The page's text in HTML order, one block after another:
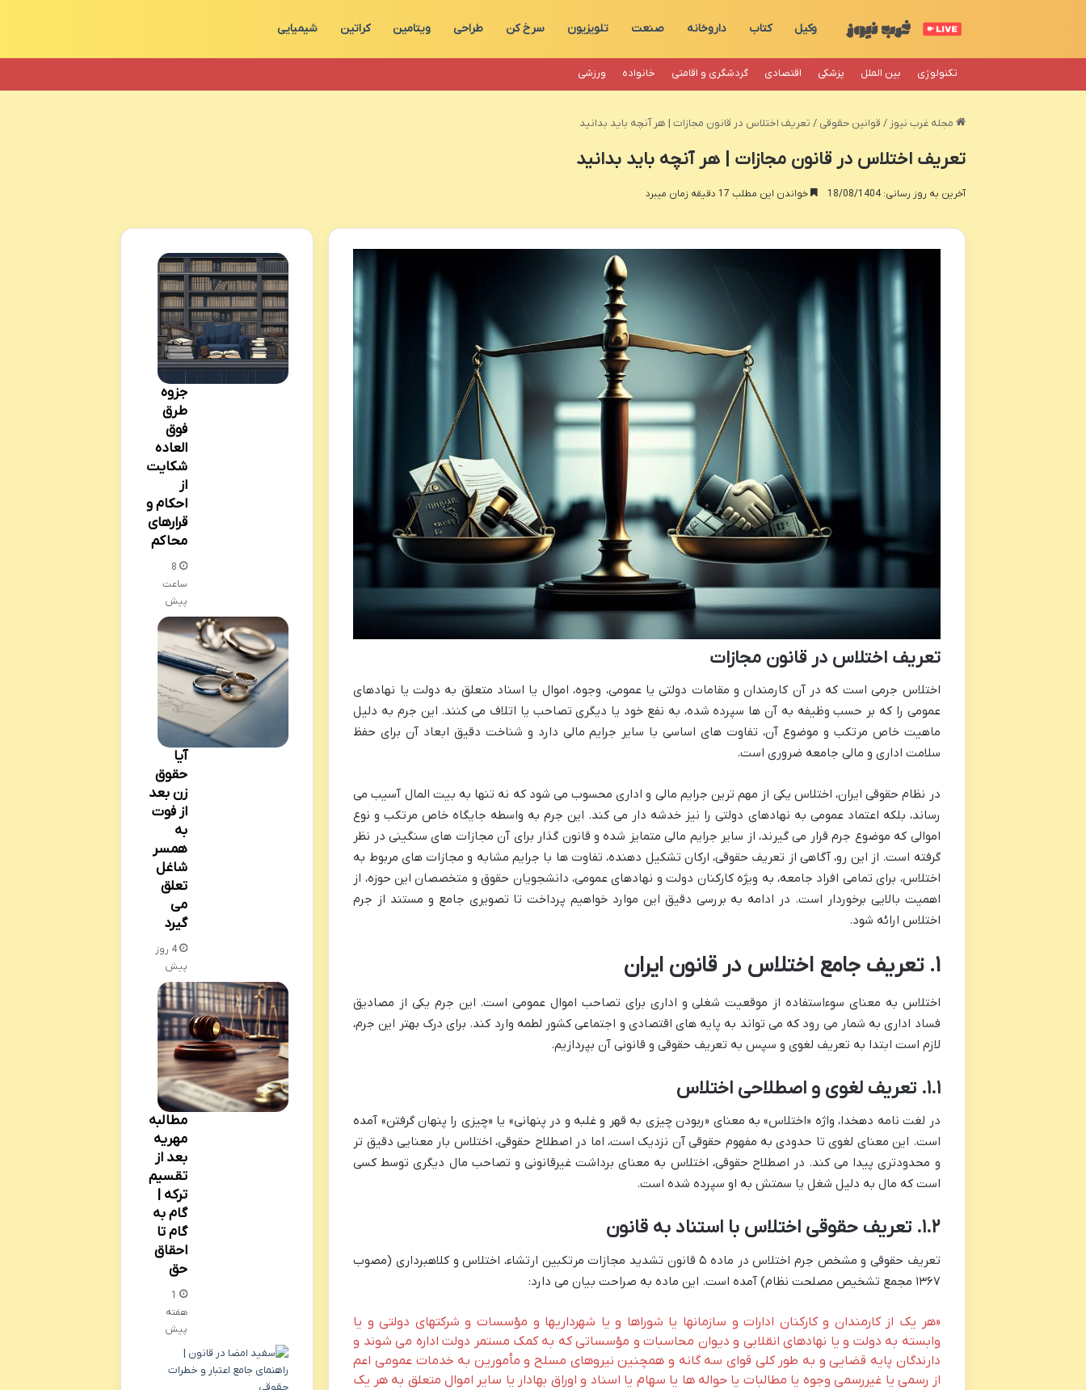
وکیل کتاب داروخانه صنعت تلویزیون سرخ کن طراحی ویتامین کراتین شیمیایی
تکنولوژی بین الملل پزشکی اقتصادی گردشگری و اقامتی خانواده ورزشی
مجله غرب نیوز / قوانین حقوقی / تعریف اختلاس در قانون مجازات | هر آنچه باید بدانید
تعریف اختلاس در قانون مجازات | هر آنچه باید بدانید
آخرین به روز رسانی: 18/08/1404 خواندن این مطلب 17 دقیقه زمان میبرد
تعریف اختلاس در قانون مجازات
اختلاس جرمی است که در آن کارمندان و مقامات دولتی یا عمومی، وجوه، اموال یا اسناد متعلق به دولت یا نهادهای
عمومی را که بر حسب وظیفه به آن ها سپرده شده، به نفع خود یا دیگری تصاحب یا اتلاف می کنند. این جرم به دلیل
ماهیت خاص مرتکب و موضوع آن، تفاوت های اساسی با سایر جرایم مالی دارد و شناخت دقیق ابعاد آن برای حفظ
سلامت اداری و مالی جامعه ضروری است.
در نظام حقوقی ایران، اختلاس یکی از مهم ترین جرایم مالی و اداری محسوب می شود که نه تنها به بیت المال آسیب می
رساند، بلکه اعتماد عمومی به نهادهای دولتی را نیز خدشه دار می کند. این جرم به واسطه جایگاه خاص مرتکب و نوع
اموالی که موضوع جرم قرار می گیرند، از سایر جرایم مالی متمایز شده و قانون گذار برای آن مجازات های سنگینی در نظر
گرفته است. از این رو، آگاهی از تعریف حقوقی، ارکان تشکیل دهنده، تفاوت ها با جرایم مشابه و مجازات های مربوط به
اختلاس، برای تمامی افراد جامعه، به ویژه کارکنان دولت و نهادهای عمومی، دانشجویان حقوق و متخصصان این حوزه، از
اهمیت بالایی برخوردار است. در ادامه به بررسی دقیق این موارد خواهیم پرداخت تا تصویری جامع و مستند از جرم
اختلاس ارائه شود.
۱. تعریف جامع اختلاس در قانون ایران
اختلاس به معنای سوءاستفاده از موقعیت شغلی و اداری برای تصاحب اموال عمومی است. این جرم یکی از مصادیق
فساد اداری به شمار می رود که می تواند به پایه های اقتصادی و اجتماعی کشور لطمه وارد کند. برای درک بهتر این جرم،
لازم است ابتدا به تعریف لغوی و سپس به تعریف حقوقی و قانونی آن بپردازیم.
۱.۱. تعریف لغوی و اصطلاحی اختلاس
در لغت نامه دهخدا، واژه «اختلاس» به معنای «ربودن چیزی به قهر و غلبه و در پنهانی» یا «چیزی را پنهان گرفتن» آمده
است. این معنای لغوی تا حدودی به مفهوم حقوقی آن نزدیک است، اما در اصطلاح حقوقی، اختلاس بار معنایی دقیق تر
و محدودتری پیدا می کند. در اصطلاح حقوقی، اختلاس به معنای برداشت غیرقانونی و تصاحب مال دیگری توسط کسی
است که مال به دلیل شغل یا سمتش به او سپرده شده است.
۱.۲. تعریف حقوقی اختلاس با استناد به قانون
تعریف حقوقی و مشخص جرم اختلاس در ماده ۵ قانون تشدید مجازات مرتکبین ارتشاء، اختلاس و کلاهبرداری (مصوب
۱۳۶۷ مجمع تشخیص مصلحت نظام) آمده است. این ماده به صراحت بیان می دارد:
«هر یک از کارمندان و کارکنان ادارات و سازمانها یا شوراها و یا شهرداریها و مؤسسات و شرکتهای دولتی و یا
وابسته به دولت و یا نهادهای انقلابی و دیوان محاسبات و مؤسساتی که به کمک مستمر دولت اداره می شوند و
دارندگان پایه قضایی و به طور کلی قوای سه گانه و همچنین نیروهای مسلح و مأمورین به خدمات عمومی اعم
از رسمی یا غیررسمی وجوه یا مطالبات یا حواله ها یا سهام یا اسناد و اوراق بهادار یا سایر اموال متعلق به هر یک
جزوه
طرق
فوق
العاده
شکایت
از
احکام و
قرارهای
محاکم
8
ساعت
پیش
آیا
حقوق
زن بعد
از فوت
به
همسر
شاغل
تعلق
می
گیرد
4 روز
پیش
مطالبه
مهریه
بعد از
تقسیم
ترکه |
گام به
گام تا
احقاق
حق
1
هفته
پیش